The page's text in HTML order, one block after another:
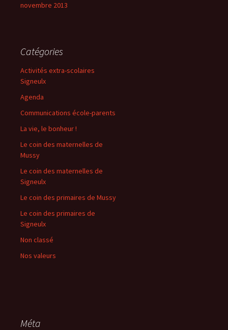
novembre 2013
Catégories
Activités extra-scolaires
Signeulx
Agenda
Communications école-parents
La vie, le bonheur !
Le coin des maternelles de
Mussy
Le coin des maternelles de
Signeulx
Le coin des primaires de Mussy
Le coin des primaires de
Signeulx
Non classé
Nos valeurs
Méta